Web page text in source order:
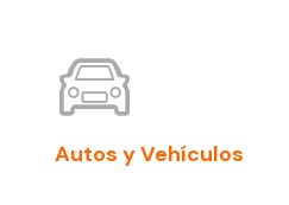
Autos y Vehículos